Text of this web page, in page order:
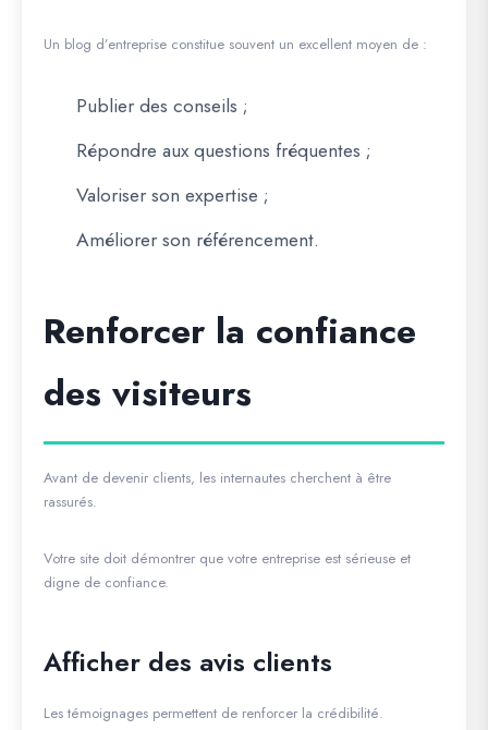
Un blog d’entreprise constitue souvent un excellent moyen de :
Publier des conseils ;
Répondre aux questions fréquentes ;
Valoriser son expertise ;
Améliorer son référencement.
Renforcer la confiance
des visiteurs
Avant de devenir clients, les internautes cherchent à être
rassurés.
Votre site doit démontrer que votre entreprise est sérieuse et
digne de confiance.
Afficher des avis clients
Les témoignages permettent de renforcer la crédibilité.